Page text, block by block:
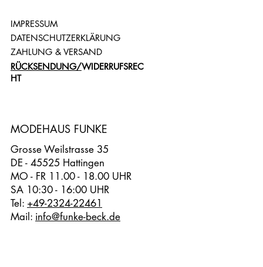
IMPRESSUM
DATENSCHUTZERKLÄRUNG
ZAHLUNG & VERSAND
RÜCKSENDUNG/WIDERRUFSREC
HT
Grosse Weilstrasse 35
DE - 45525 Hattingen
MO - FR 11.00 - 18.00 UHR
SA 10:30 - 16:00 UHR
Tel: +49-2324-22461
Mail: info@funke-beck.de
MODEHAUS FUNKE